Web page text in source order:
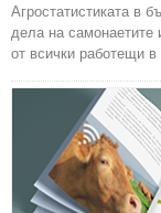
Агростатистиката в
дела на самонаетите
от всички работещи в